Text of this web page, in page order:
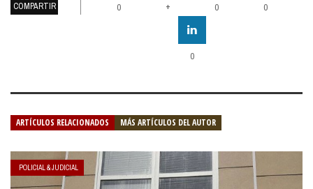
COMPARTIR 0 + 0 0
0
ARTÍCULOS RELACIONADOS MÁS ARTÍCULOS DEL AUTOR
POLICIAL & JUDICIAL